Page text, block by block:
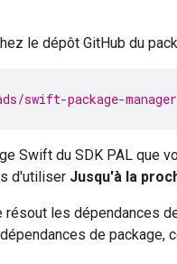
le dépôt GitHub du
swift-package-
Swift du SDK PAL que
d'utiliser Jusqu'à la
les dépendances
de package,